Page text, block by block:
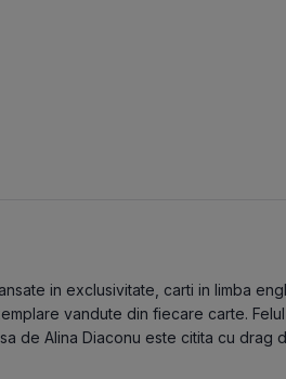
in exclusivitate, carti in limba
vandute din fiecare carte.
de Alina Diaconu este citita cu drag